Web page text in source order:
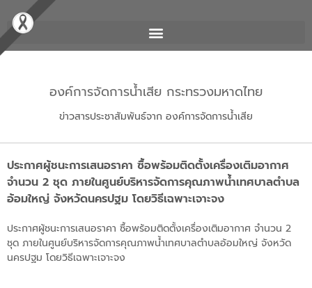
องค์การจัดการน้ำเสีย กระทรวงมหาดไทย
ข่าวสารประชาสัมพันธ์จาก องค์การจัดการน้ำเสีย
ประกาศผู้ชนะการเสนอราคา ซื้อพร้อมติดตั้งเครื่องเติมอากาศ
จำนวน 2 ชุด ภายในศูนย์บริหารจัดการคุณภาพน้ำเทศบาลตำบล
อ้อมใหญ่ จังหวัดนครปฐม โดยวิธีเฉพาะเจาะจง
ประกาศผู้ชนะการเสนอราคา ซื้อพร้อมติดตั้งเครื่องเติมอากาศ จำนวน 2
ชุด ภายในศูนย์บริหารจัดการคุณภาพน้ำเทศบาลตำบลอ้อมใหญ่ จังหวัด
นครปฐม โดยวิธีเฉพาะเจาะจง